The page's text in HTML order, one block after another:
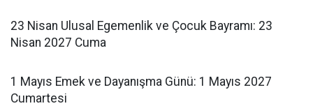
23 Nisan Ulusal Egemenlik ve Çocuk Bayramı: 23
Nisan 2027 Cuma
1 Mayıs Emek ve Dayanışma Günü: 1 Mayıs 2027
Cumartesi